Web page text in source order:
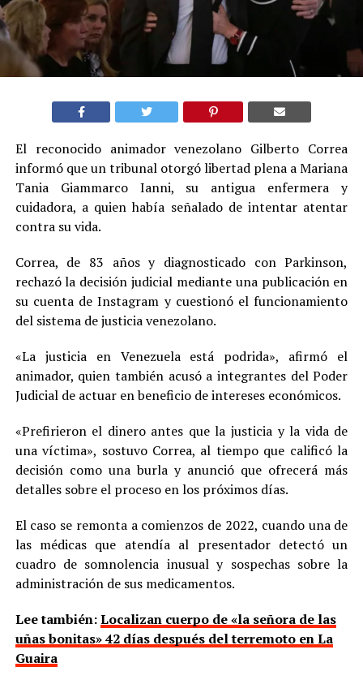
El reconocido animador venezolano Gilberto Correa
informó que un tribunal otorgó libertad plena a Mariana
Tania Giammarco Ianni, su antigua enfermera y
cuidadora, a quien había señalado de intentar atentar
contra su vida.
Correa, de 83 años y diagnosticado con Parkinson,
rechazó la decisión judicial mediante una publicación en
su cuenta de Instagram y cuestionó el funcionamiento
del sistema de justicia venezolano.
«La justicia en Venezuela está podrida», afirmó el
animador, quien también acusó a integrantes del Poder
Judicial de actuar en beneficio de intereses económicos.
«Prefirieron el dinero antes que la justicia y la vida de
una víctima», sostuvo Correa, al tiempo que calificó la
decisión como una burla y anunció que ofrecerá más
detalles sobre el proceso en los próximos días.
El caso se remonta a comienzos de 2022, cuando una de
las médicas que atendía al presentador detectó un
cuadro de somnolencia inusual y sospechas sobre la
administración de sus medicamentos.
Lee también:Localizan cuerpo de «la señora de las
uñas bonitas» 42 días después del terremoto en La
Guaira